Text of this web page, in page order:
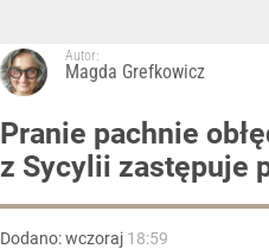
Autor:
Magda Grefkowicz
Pranie pachnie
z Sycylii zastępuje
Dodano:wczoraj 18:59